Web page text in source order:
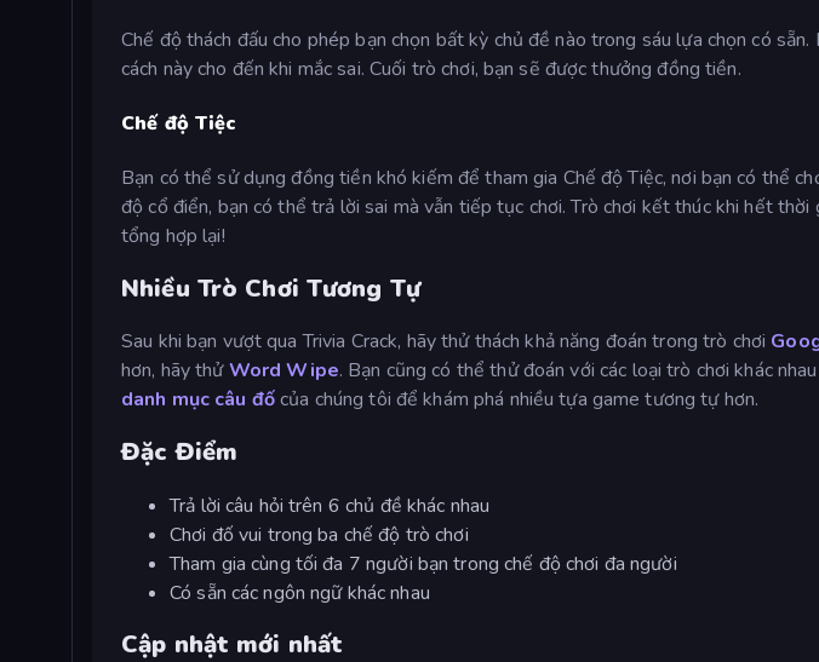
Chế độ thách đấu cho phép bạn chọn bất kỳ chủ đề nào trong sáu lựa chọn có
cách này cho đến khi mắc sai. Cuối trò chơi, bạn sẽ được thưởng đồng tiền.
Chế độ Tiệc
Bạn có thể sử dụng đồng tiền khó kiếm để tham gia Chế độ Tiệc, nơi bạn có thể
độ cổ điển, bạn có thể trả lời sai mà vẫn tiếp tục chơi. Trò chơi kết thúc khi hết
tổng hợp lại!
Nhiều Trò Chơi Tương Tự
Sau khi bạn vượt qua Trivia Crack, hãy thử thách khả năng đoán trong trò chơi
hơn, hãy thửWord Wipe. Bạn cũng có thể thử đoán với các loại trò chơi khác
danh mục câu đốcủa chúng tôi để khám phá nhiều tựa game tương tự hơn.
Đặc Điểm
Trả lời câu hỏi trên 6 chủ đề khác nhau
Chơi đố vui trong ba chế độ trò chơi
Tham gia cùng tối đa 7 người bạn trong chế độ chơi đa người
Có sẵn các ngôn ngữ khác nhau
Cập nhật mới nhất